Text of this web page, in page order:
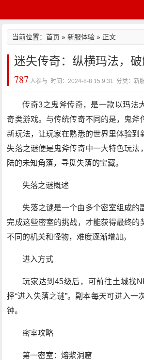
当前位置：首页 »新服体验 » 正文
迷失传奇：纵横玛法，
787 人参与 时间：2024-8-8 15:9:31 分类：新
传奇3之鬼斧传奇，是一款以玛法
奇类游戏。与传统传奇不同的是，鬼斧
新玩法，让玩家在熟悉的世界里体验到
失落之谜便是鬼斧传奇中一大特色玩法
陆的未知角落，寻觅失落的宝藏。
失落之谜概述
失落之谜是一个由多个密室组成的
完成这些密室的挑战，才能获得最终的
不同的机关和怪物，难度逐渐增加。
进入方式
玩家达到45级后，可前往土城找
择“进入失落之谜”。副本每天可进入一
钟。
密室攻略
第一密室：熔浆洞窟